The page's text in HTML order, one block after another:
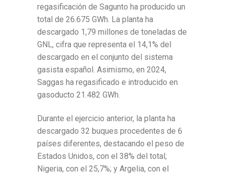
regasificación de Sagunto ha producido un
total de 26.675 GWh. La planta ha
descargado 1,79 millones de toneladas de
GNL, cifra que representa el 14,1% del
descargado en el conjunto del sistema
gasista español. Asimismo, en 2024,
Saggas ha regasificado e introducido en
gasoducto 21.482 GWh.
Durante el ejercicio anterior, la planta ha
descargado 32 buques procedentes de 6
países diferentes, destacando el peso de
Estados Unidos, con el 38% del total;
Nigeria, con el 25,7%; y Argelia, con el